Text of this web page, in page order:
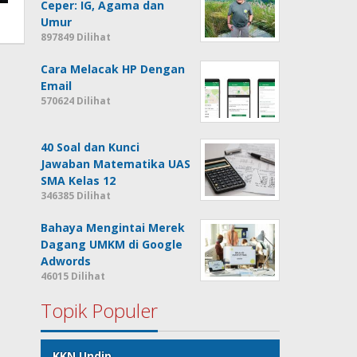
Ceper: IG, Agama dan
Umur
897849 Dilihat
Cara Melacak HP Dengan
Email
570624 Dilihat
40 Soal dan Kunci
Jawaban Matematika UAS
SMA Kelas 12
346385 Dilihat
Bahaya Mengintai Merek
Dagang UMKM di Google
Adwords
46015 Dilihat
Topik Populer